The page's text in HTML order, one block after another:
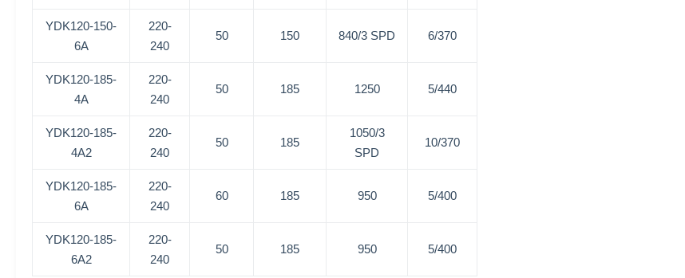
YDK120-150-
6A
220-
240
50 150 840/3 SPD 6/370
YDK120-185-
4A
220-
240
50 185 1250 5/440
YDK120-185-
4A2
220-
240
50 185
1050/3
SPD
10/370
YDK120-185-
6A
220-
240
60 185 950 5/400
YDK120-185-
6A2
220-
240
50 185 950 5/400